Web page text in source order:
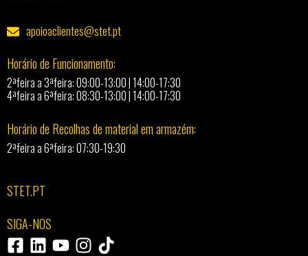
apoioaclientes@stet.pt
Horário de Funcionamento:
2ªfeira a 3ªfeira: 09:00-13:00 | 14:00-17:30
4ªfeira a 6ªfeira: 08:30-13:00 | 14:00-17:30
Horário de Recolhas de material em armazém:
2ªfeira a 6ªfeira: 07:30-19:30
STET.PT
SIGA-NOS